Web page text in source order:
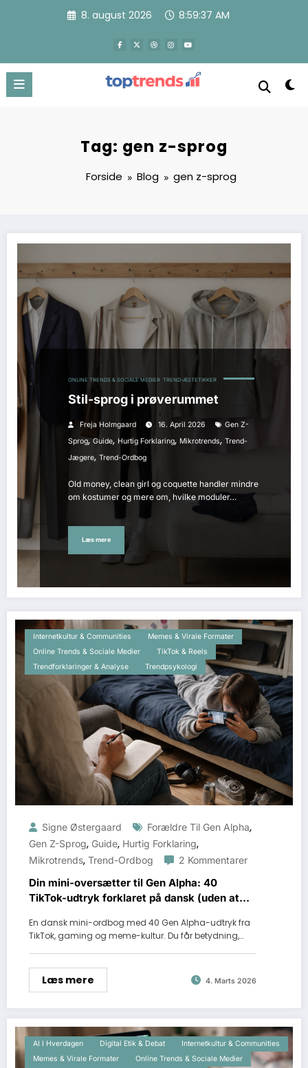
8. august 2026 8:59:38 AM
Tag: gen z-sprog
Forside Blog gen z-sprog
ONLINE TRENDS & SOCIALE MEDIER TREND-ÆSTETIKKER
Stil-sprog i prøverummet
Freja Holmgaard 16. April 2026
Gen Z-
Sprog,Guide, Hurtig Forklaring, Mikrotrends, Trend-
Jægere, Trend-Ordbog
Old money, clean girl og coquette handler mindre
om kostumer og mere om, hvilke moduler…
Læs mere
Internetkultur & Communities
Memes & Virale Formater
Online Trends & Sociale Medier
TikTok & Reels
Trendforklaringer & Analyse
Trendpsykologi
Signe Østergaard Forældre Til Gen Alpha,
Gen Z-Sprog, Guide, Hurtig Forklaring,
Mikrotrends, Trend-Ordbog 2 Kommentarer
Din mini-oversætter til Gen Alpha: 40
TikTok-udtryk forklaret på dansk (uden at
En dansk mini-ordbog med 40 Gen Alpha-udtryk fra
TikTok, gaming og meme-kultur. Du får betydning,…
Læs mere 4. Marts 2026
AI I Hverdagen Digital Etik & Debat
Internetkultur & Communities
Memes & Virale Formater
Online Trends & Sociale Medier